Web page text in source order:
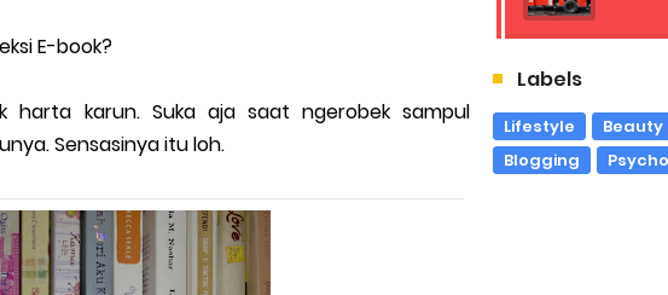
E-book?
karun. Suka aja saat ngerobek sampul
Sensasinya itu loh.
Labels
Lifestyle Beauty
Blogging